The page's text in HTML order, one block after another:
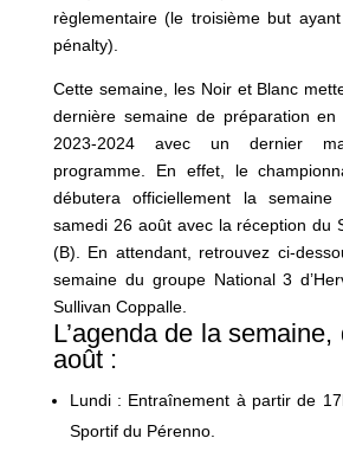
règlementaire (le troisième but
pénalty).
Cette semaine, les Noir et Blanc
dernière semaine de préparation
2023-2024 avec un dernier
programme. En effet, le
débutera officiellement la
samedi 26 août avec la réception du
(B). En attendant, retrouvez ci-
semaine du groupe National 3
Sullivan Coppalle.
L’agenda de la
août :
Lundi : Entraînement à partir de
Sportif du Pérenno.